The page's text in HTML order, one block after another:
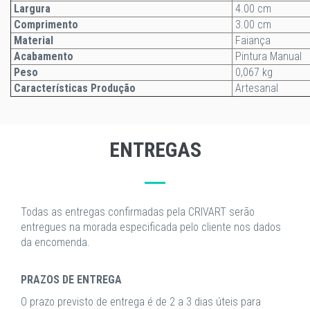
Largura
4.00 cm
Comprimento
3.00 cm
Material
Faiança
Acabamento
Pintura Manual
Peso
0,067 kg
Características Produção
Artesanal
ENTREGAS
Todas as entregas confirmadas pela CRIVART serão
entregues na morada especificada pelo cliente nos dados
da encomenda.
PRAZOS DE ENTREGA
O prazo previsto de entrega é de 2 a 3 dias úteis para